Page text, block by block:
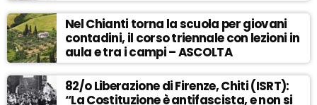
Nel Chianti torna la scuola per giovani
contadini, il corso triennale con lezioni in
aula e tra i campi – ASCOLTA
82/o Liberazione di Firenze, Chiti (ISRT):
“La Costituzione è antifascista, e non si